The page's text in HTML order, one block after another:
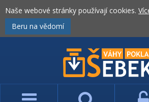
Naše webové stránky používají cookies.
Beru na vědomí